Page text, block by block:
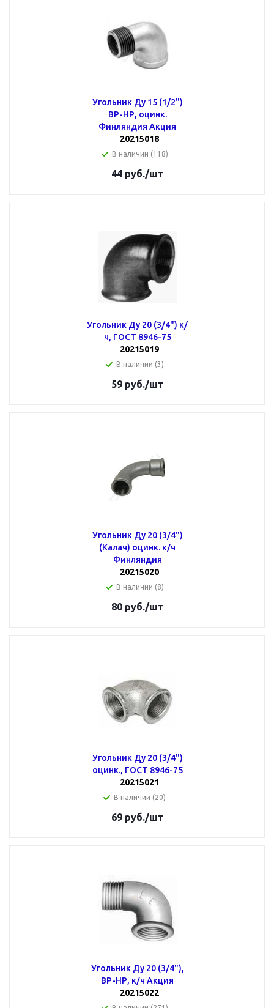
Угольник Ду 15 (1/2")
ВР-НР, оцинк.
Финляндия Акция
20215018
В наличии (118)
44руб./шт
Угольник Ду 20 (3/4") к/
ч, ГОСТ 8946-75
20215019
В наличии (3)
59руб./шт
Угольник Ду 20 (3/4")
(Калач) оцинк. к/ч
Финляндия
20215020
В наличии (8)
80руб./шт
Угольник Ду 20 (3/4")
оцинк., ГОСТ 8946-75
20215021
В наличии (20)
69руб./шт
Угольник Ду 20 (3/4"),
ВР-НР, к/ч Акция
20215022